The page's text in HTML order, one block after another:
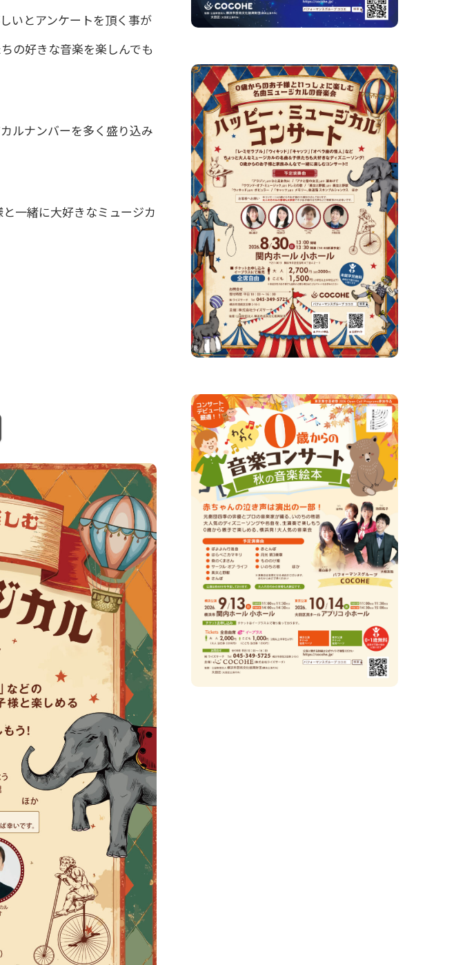
いとアンケートを頂く事が
の好きな音楽を楽しんでも
ルナンバーを多く盛り込み
一緒に大好きなミュージカ